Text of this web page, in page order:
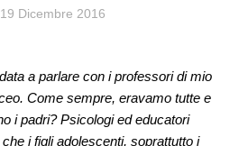
19 Dicembre 2016
a parlare con i professori di mio
Come sempre, eravamo tutte e
i padri? Psicologi ed educatori
i figli adolescenti, soprattutto i